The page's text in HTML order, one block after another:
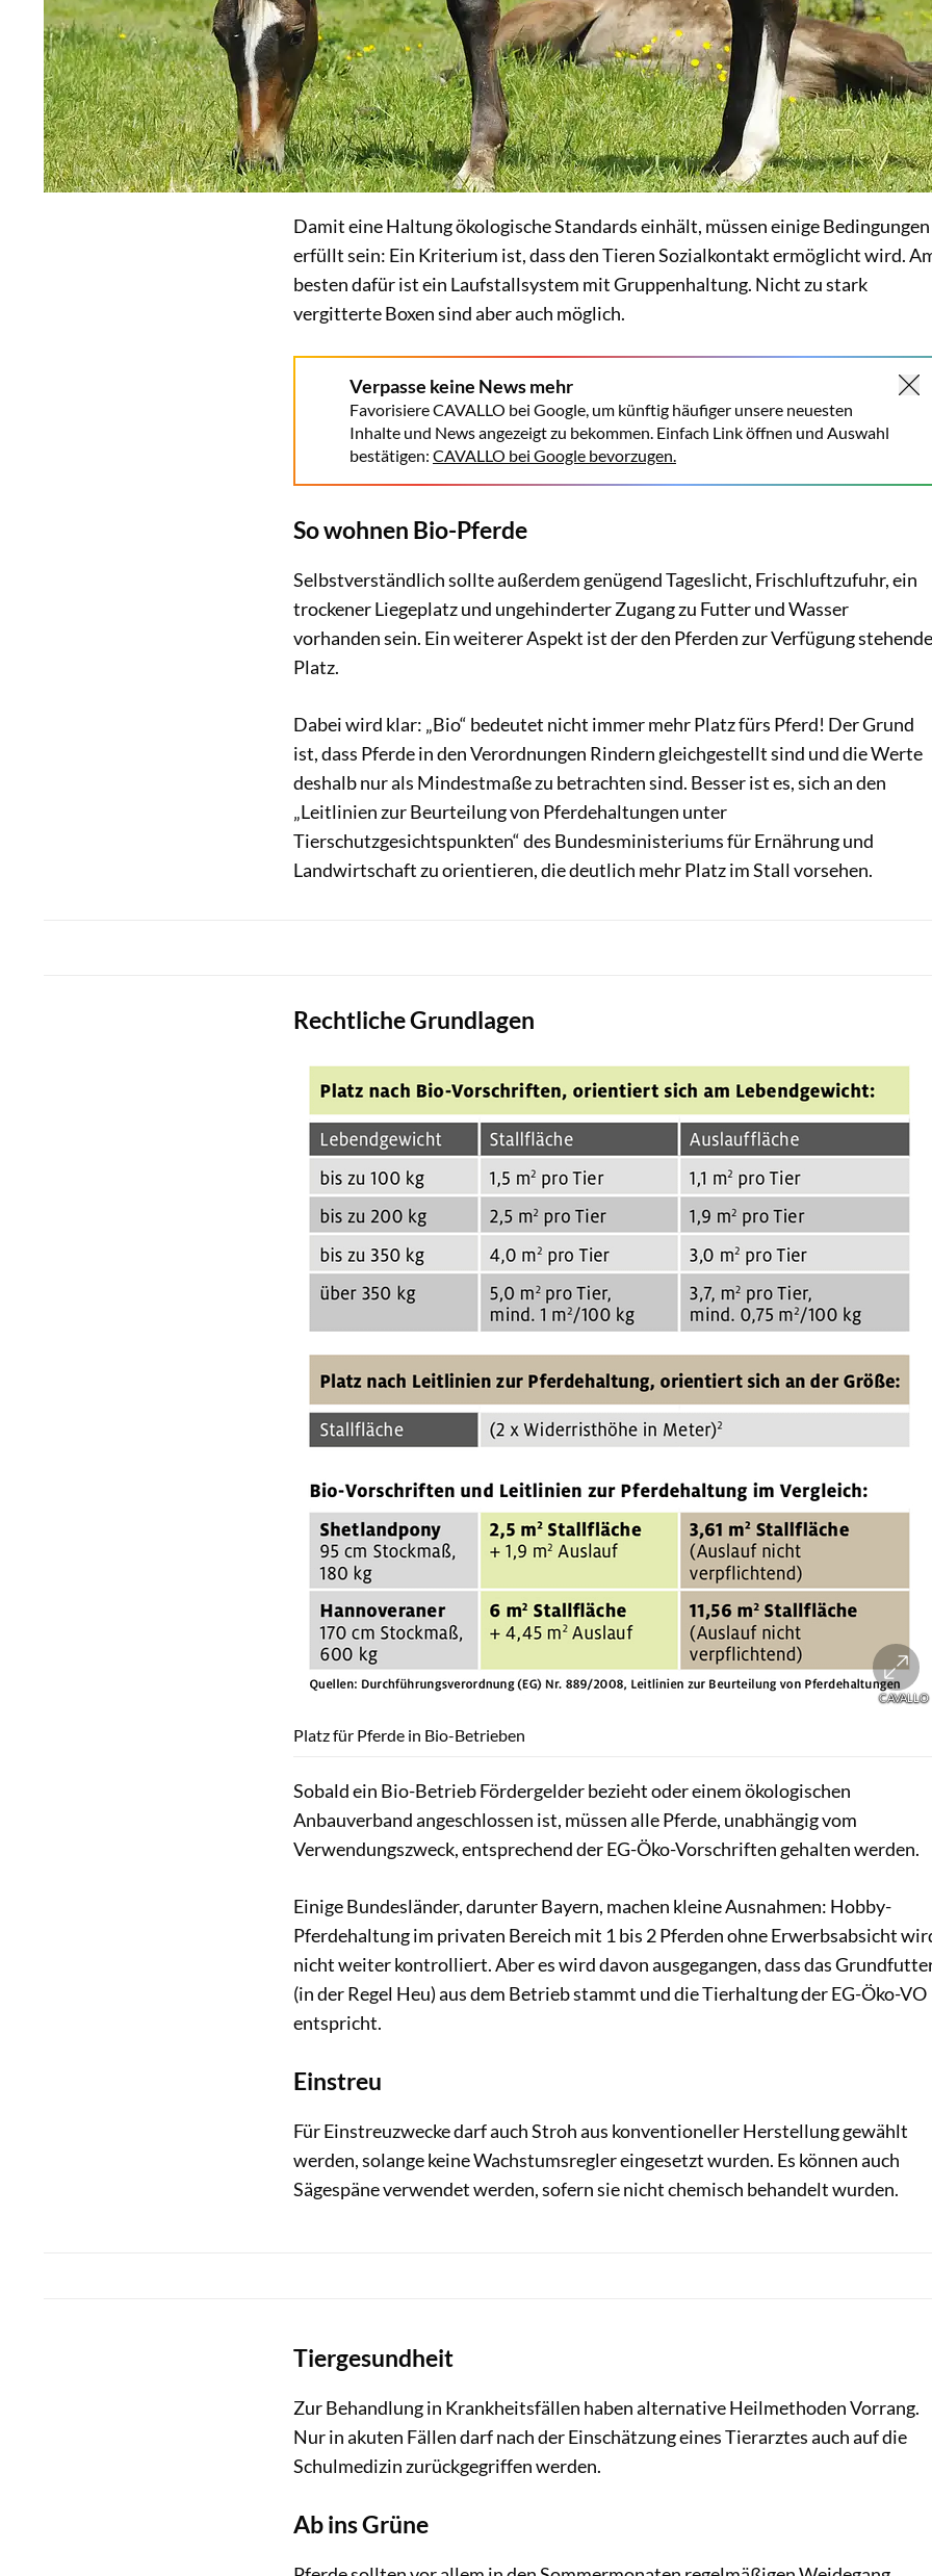
Damit eine Haltung ökologische Standards einhält, müssen einige Bedingungen
erfüllt sein: Ein Kriterium ist, dass den Tieren Sozialkontakt ermöglicht wird.
besten dafür ist ein Laufstallsystem mit Gruppenhaltung. Nicht zu stark
vergitterte Boxen sind aber auch möglich.
Verpasse keine News mehr
Favorisiere CAVALLO bei Google, um künftig häufiger unsere neuesten
Inhalte und News angezeigt zu bekommen. Einfach Link öffnen und Auswahl
bestätigen: CAVALLO bei Google bevorzugen.
So wohnen Bio-Pferde
Selbstverständlich sollte außerdem genügend Tageslicht, Frischluftzufuhr, ein
trockener Liegeplatz und ungehinderter Zugang zu Futter und Wasser
vorhanden sein. Ein weiterer Aspekt ist der den Pferden zur Verfügung stehende
Platz.
Dabei wird klar: „Bio“ bedeutet nicht immer mehr Platz fürs Pferd! Der Grund
ist, dass Pferde in den Verordnungen Rindern gleichgestellt sind und die Werte
deshalb nur als Mindestmaße zu betrachten sind. Besser ist es, sich an den
„Leitlinien zur Beurteilung von Pferdehaltungen unter
Tierschutzgesichtspunkten“ des Bundesministeriums für Ernährung und
Landwirtschaft zu orientieren, die deutlich mehr Platz im Stall vorsehen.
Rechtliche Grundlagen
CAVALLO
Platz für Pferde in Bio-Betrieben
Sobald ein Bio-Betrieb Fördergelder bezieht oder einem ökologischen
Anbauverband angeschlossen ist, müssen alle Pferde, unabhängig vom
Verwendungszweck, entsprechend der EG-Öko-Vorschriften gehalten werden.
Einige Bundesländer, darunter Bayern, machen kleine Ausnahmen: Hobby-
Pferdehaltung im privaten Bereich mit 1 bis 2 Pferden ohne Erwerbsabsicht
nicht weiter kontrolliert. Aber es wird davon ausgegangen, dass das
(in der Regel Heu) aus dem Betrieb stammt und die Tierhaltung der EG-Öko-VO
entspricht.
Einstreu
Für Einstreuzwecke darf auch Stroh aus konventioneller Herstellung gewählt
werden, solange keine Wachstumsregler eingesetzt wurden. Es können auch
Sägespäne verwendet werden, sofern sie nicht chemisch behandelt wurden.
Tiergesundheit
Zur Behandlung in Krankheitsfällen haben alternative Heilmethoden Vorrang.
Nur in akuten Fällen darf nach der Einschätzung eines Tierarztes auch auf die
Schulmedizin zurückgegriffen werden.
Ab ins Grüne